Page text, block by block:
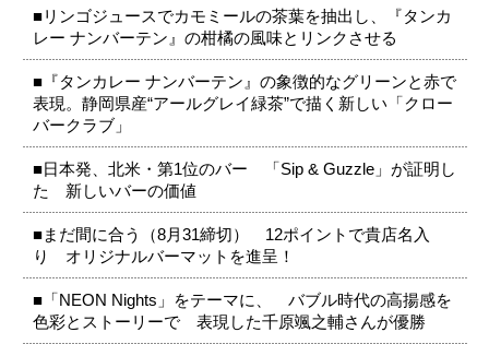
■リンゴジュースでカモミールの茶葉を抽出し、『タンカ
レー ナンバーテン』の柑橘の風味とリンクさせる
■『タンカレー ナンバーテン』の象徴的なグリーンと赤で
表現。静岡県産“アールグレイ緑茶”で描く新しい「クロー
バークラブ」
■日本発、北米・第1位のバー 「Sip & Guzzle」が証明し
た 新しいバーの価値
■まだ間に合う（8月31締切） 12ポイントで貴店名入
り オリジナルバーマットを進呈！
■「NEON Nights」をテーマに、 バブル時代の高揚感を
色彩とストーリーで 表現した千原颯之輔さんが優勝